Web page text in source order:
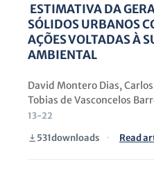
ESTIMATIVA DA
SÓLIDOS URBANOS
AÇÕES VOLTADAS À
AMBIENTAL
David Montero Dias,
Tobias de Vasconcelos
13-22
531downloads · Read